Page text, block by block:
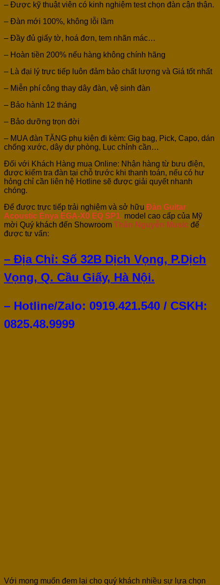
– Được kỹ thuật viên có kinh nghiệm test chọn đàn cận thận.
– Đàn mới 100%, không lỗi lầm
– Đầy đủ giấy tờ, hoá đơn, tem nhãn mác…
– Hoàn tiền 200% nếu hàng không chính hãng
– Là đại lý trực tiếp luôn đảm bảo chất lượng và Giá tốt nhất
– Miễn phí công thay dây đàn, vệ sinh đàn
– Bảo hành 12 tháng
– Bảo dưỡng trọn đời
– MUA đàn TẶNG phụ kiện đi kèm: Gig bag, Pick, Capo, dán
chống xước, dây dự phòng, Lục chỉnh cần…
Đối với Khách Hàng mua Online: Nhận hàng từ bưu điện,
được kiểm tra đàn tại chỗ trước khi thanh toán, nếu có hư
hỏng chỉ cần liên hệ Hotline sẽ được giải quyết nhanh
chóng.
Để được trực tiếp trải nghiệm và sở hữu Đàn Guitar
Acoustic Enya EGA-X0 EQ SP1, model cao cấp của Mỹ
mời Quý khách đến Showroom Thân Nguyễn Music để
được tư vấn:
– Địa Chỉ: Số 32B Dịch Vọng, P.Dịch
Vọng, Q. Cầu Giấy, Hà Nội.
– Hotline/Zalo: 0919.421.540 / CSKH:
0825.48.9999
Với mong muốn đem lại cho quý khách nhiều sự lựa chọn